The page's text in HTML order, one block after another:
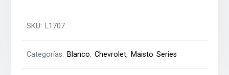
SKU: L1707
Categorías: Blanco,Chevrolet, Maisto Series